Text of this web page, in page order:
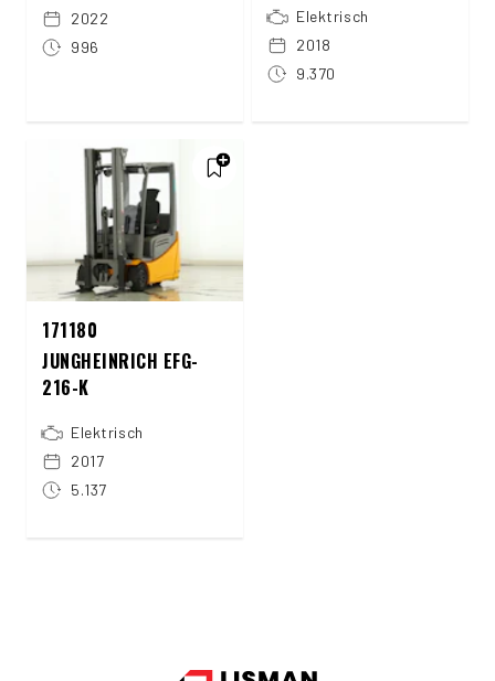
2022
996
Elektrisch
2018
9.370
171180
JUNGHEINRICH EFG-
216-K
Elektrisch
2017
5.137